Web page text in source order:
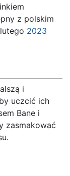
z polskim
2023
i
uczcić ich
Bane i
zasmakować